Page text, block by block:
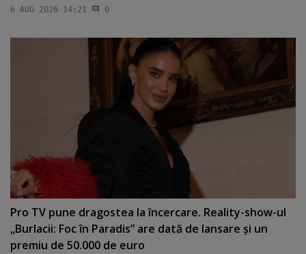
6 AUG 2026 14:21 0
Pro TV pune dragostea la încercare. Reality-show-ul
„Burlacii: Foc în Paradis” are dată de lansare şi un
premiu de 50.000 de euro